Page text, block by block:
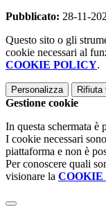
Pubblicato: 28-11-
Questo sito o gli
cookie necessari al
COOKIE POLICY.
Personalizza Rifiuta
Gestione cookie
In questa schermata è
I cookie necessari
piattaforma e non è
Per conoscere quali
visionare la